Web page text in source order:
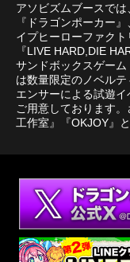
アソビズムブースでは
『ドラゴンポーカー
イプヒーローファクト
『LIVE HARD,DIE
サンドボックスゲー
は数量限定のノベル
エンサーによる試遊
ご用意しております
工作室』『OKJOY』